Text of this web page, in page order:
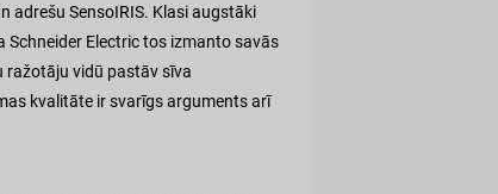
adrešu SensoIRIS. Klasi augstāki
Schneider Electric tos izmanto savās
ražotāju vidū pastāv sīva
kvalitāte ir svarīgs arguments arī